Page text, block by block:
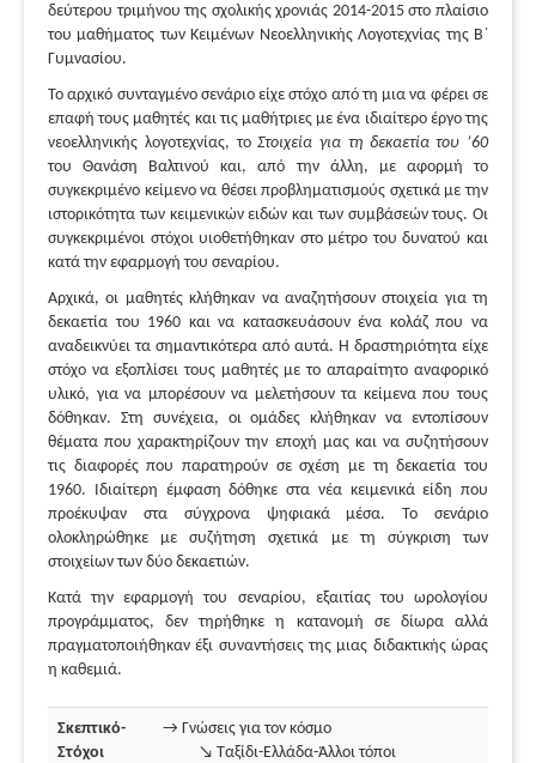
δεύτερου τριμήνου της σχολικής χρονιάς 2014-2015 στο πλαίσιο
του μαθήματος των Κειμένων Νεοελληνικής Λογοτεχνίας της Β΄
Γυμνασίου.
Το αρχικό συνταγμένο σενάριο είχε στόχο από τη μια να φέρει σε
επαφή τους μαθητές και τις μαθήτριες με ένα ιδιαίτερο έργο της
νεοελληνικής λογοτεχνίας, τοΣτοιχεία για τη δεκαετία του ’60
του Θανάση Βαλτινού και, από την άλλη, με αφορμή το
συγκεκριμένο κείμενο να θέσει προβληματισμούς σχετικά με την
ιστορικότητα των κειμενικών ειδών και των συμβάσεών τους. Οι
συγκεκριμένοι στόχοι υιοθετήθηκαν στο μέτρο του δυνατού και
κατά την εφαρμογή του σεναρίου.
Αρχικά, οι μαθητές κλήθηκαν να αναζητήσουν στοιχεία για τη
δεκαετία του 1960 και να κατασκευάσουν ένα κολάζ που να
αναδεικνύει τα σημαντικότερα από αυτά. Η δραστηριότητα είχε
στόχο να εξοπλίσει τους μαθητές με το απαραίτητο αναφορικό
υλικό, για να μπορέσουν να μελετήσουν τα κείμενα που τους
δόθηκαν. Στη συνέχεια, οι ομάδες κλήθηκαν να εντοπίσουν
θέματα που χαρακτηρίζουν την εποχή μας και να συζητήσουν
τις διαφορές που παρατηρούν σε σχέση με τη δεκαετία του
1960. Ιδιαίτερη έμφαση δόθηκε στα νέα κειμενικά είδη που
προέκυψαν στα σύγχρονα ψηφιακά μέσα. Το σενάριο
ολοκληρώθηκε με συζήτηση σχετικά με τη σύγκριση των
στοιχείων των δύο δεκαετιών.
Κατά την εφαρμογή του σεναρίου, εξαιτίας του ωρολογίου
προγράμματος, δεν τηρήθηκε η κατανομή σε δίωρα αλλά
πραγματοποιήθηκαν έξι συναντήσεις της μιας διδακτικής ώρας
η καθεμιά.
Σκεπτικό-
Στόχοι
→ Γνώσεις για τον κόσμο
↘ Ταξίδι-Ελλάδα-Άλλοι τόποι